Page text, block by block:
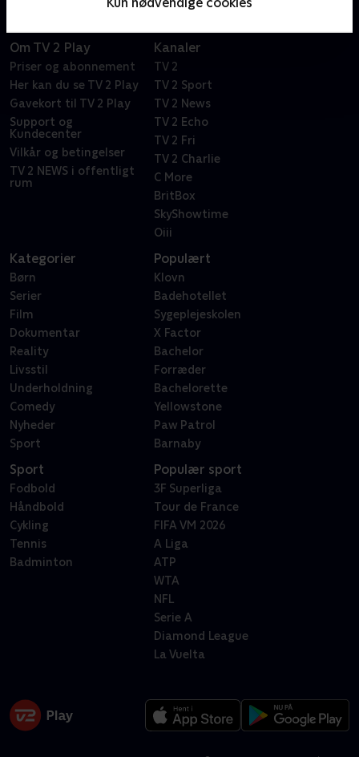
Om TV 2 Play
Priser og abonnement
Her kan du se TV 2 Play
Gavekort til TV 2 Play
Support og
Kundecenter
Vilkår og betingelser
TV 2 NEWS i offentligt
rum
Kanaler
TV 2
TV 2 Sport
TV 2 News
TV 2 Echo
TV 2 Fri
TV 2 Charlie
C More
BritBox
SkyShowtime
Oiii
Kategorier
Børn
Serier
Film
Dokumentar
Reality
Livsstil
Underholdning
Comedy
Nyheder
Sport
Populært
Klovn
Badehotellet
Sygeplejeskolen
X Factor
Bachelor
Forræder
Bachelorette
Yellowstone
Paw Patrol
Barnaby
Sport
Fodbold
Håndbold
Cykling
Tennis
Badminton
Populær sport
3F Superliga
Tour de France
FIFA VM 2026
A Liga
ATP
WTA
NFL
Serie A
Diamond League
La Vuelta